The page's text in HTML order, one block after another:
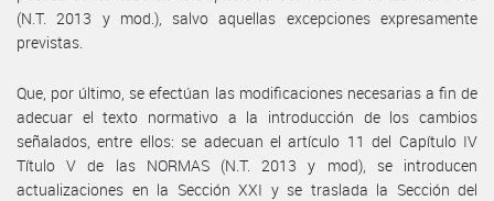
(N.T. 2013 y mod.), salvo aquellas excepciones expresamente
previstas.
Que, por último, se efectúan las modificaciones necesarias a fin de
adecuar el texto normativo a la introducción de los cambios
señalados, entre ellos: se adecuan el artículo 11 del Capítulo IV
Título V de las NORMAS (N.T. 2013 y mod), se introducen
actualizaciones en la Sección XXI y se traslada la Sección del